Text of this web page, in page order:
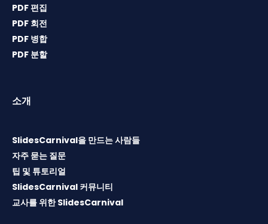
PDF 편집
PDF 회전
PDF 병합
PDF 분할
소개
SlidesCarnival을 만드는 사람들
자주 묻는 질문
팁 및 튜토리얼
SlidesCarnival 커뮤니티
교사를 위한 SlidesCarnival